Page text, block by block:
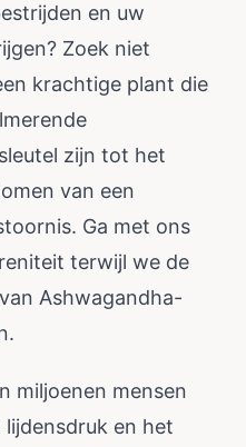
en uw
Zoek niet
krachtige plant die
zijn tot het
van een
Ga met ons
terwijl we de
Ashwagandha-
miljoenen mensen
en het